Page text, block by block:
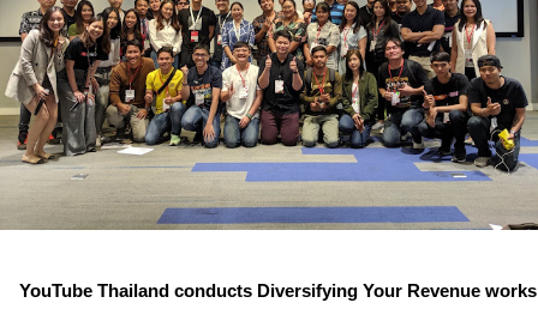
YouTube Thailand conducts Diversifying Your Revenue